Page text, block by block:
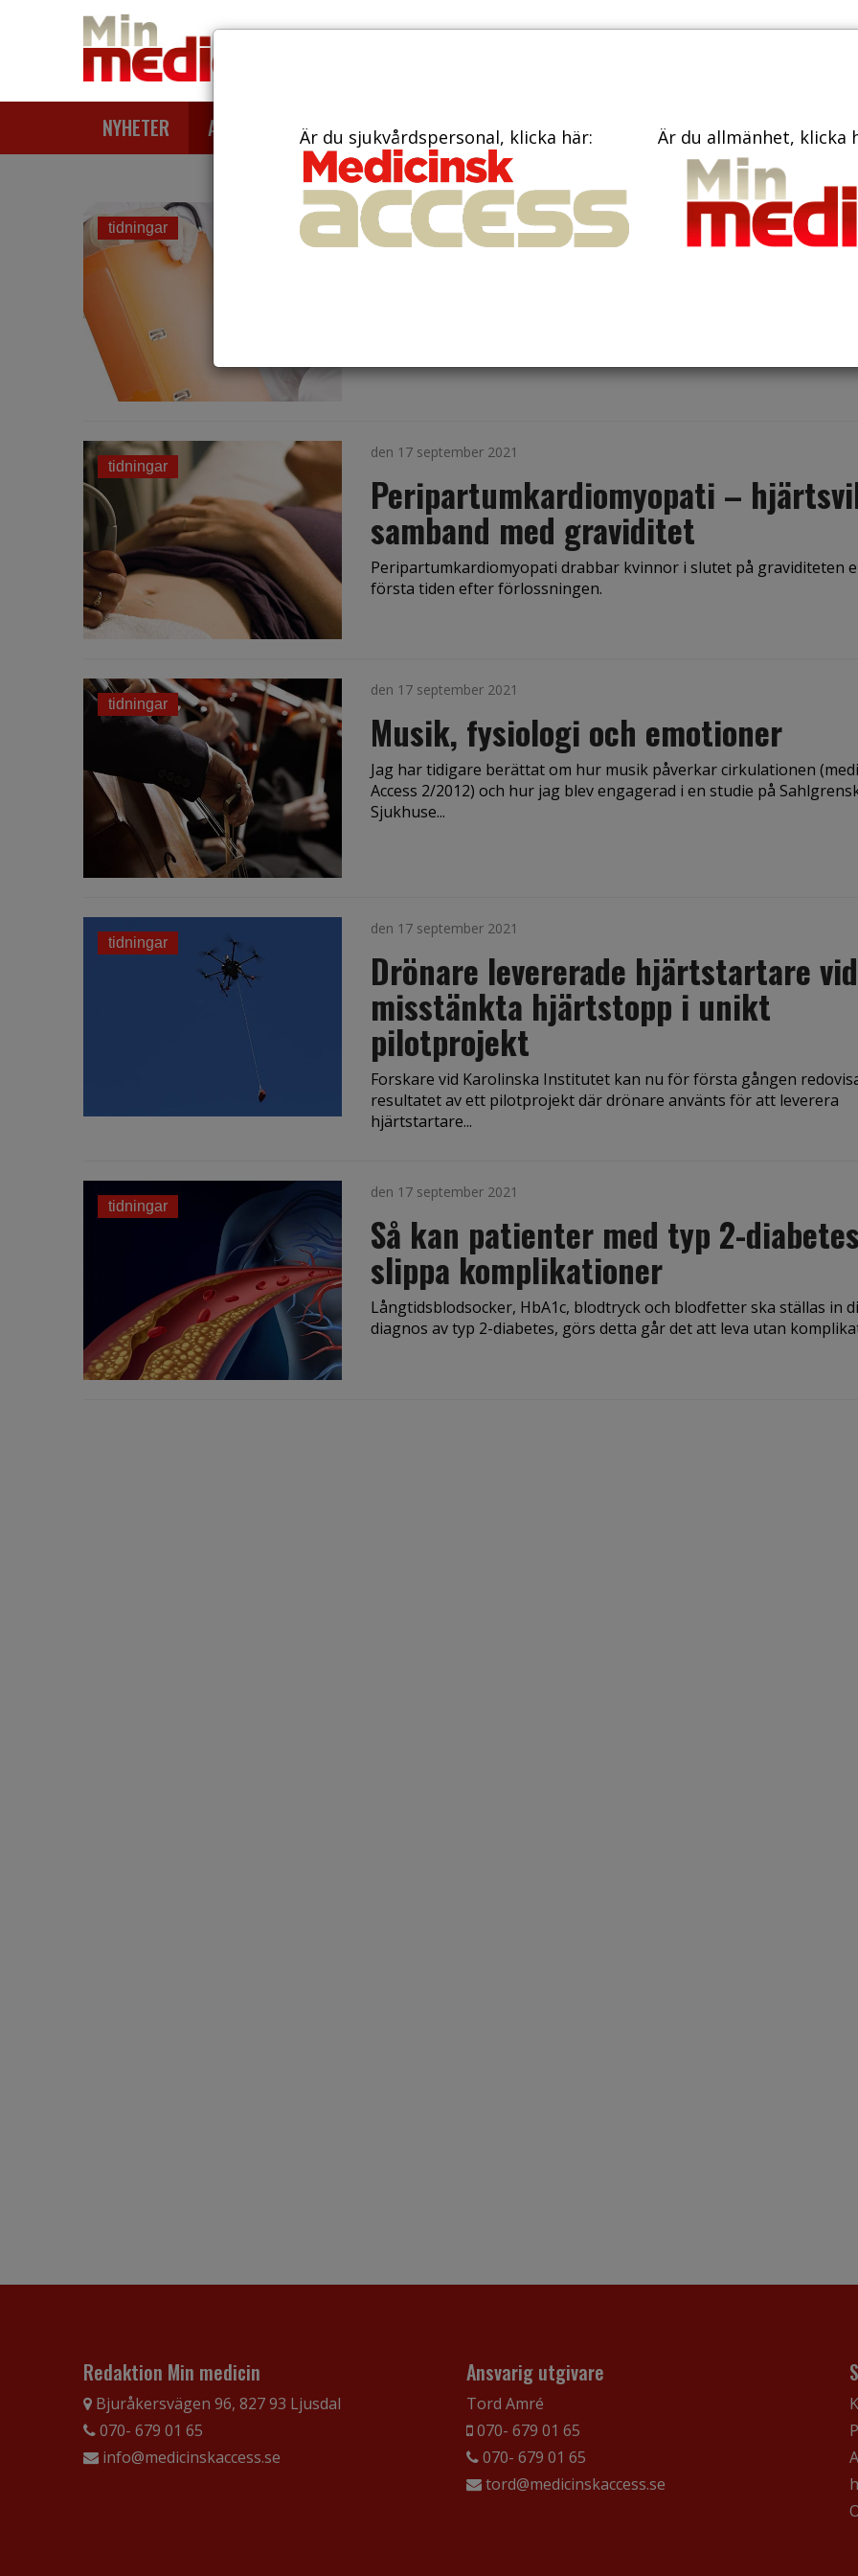
NYHETER ARTIKLAR AKTUELLT TIDNINGAR KONTAKT
tidningar
den 17 september 2021
tidningar
den 17 september 2021
Peripartumkardiomyopati –
samband med graviditet
Peripartumkardiomyopati drabbar kvinnor i slutet på graviditeten
första tiden efter förlossningen.
tidningar
den 17 september 2021
Musik, fysiologi och emotioner
Jag har tidigare berättat om hur musik påverkar cirkulationen
Access 2/2012) och hur jag blev engagerad i en studie på
Sjukhuse...
tidningar
den 17 september 2021
Drönare levererade hjärtstartare vid
misstänkta hjärtstopp i unikt
pilotprojekt
Forskare vid Karolinska Institutet kan nu för första gången
resultatet av ett pilotprojekt där drönare använts för att leverera
hjärtstartare...
tidningar
den 17 september 2021
Så kan patienter med typ 2-
slippa komplikationer
Långtidsblodsocker, HbA1c, blodtryck och blodfetter ska ställas in
diagnos av typ 2-diabetes, görs detta går det att leva utan
Redaktion Min medicin
Bjuråkersvägen 96, 827 93 Ljusdal
070- 679 01 65
info@medicinskaccess.se
Ansvarig utgivare
Tord Amré
070- 679 01 65
070- 679 01 65
tord@medicinskaccess.se
Är du sjukvårdspersonal, klicka här: Är du allmänhet, klicka